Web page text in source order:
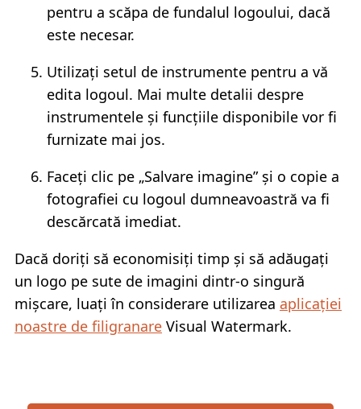
pentru a scăpa de fundalul logoului, dacă
este necesar.
Utilizați setul de instrumente pentru a vă
edita logoul. Mai multe detalii despre
instrumentele și funcțiile disponibile vor fi
furnizate mai jos.
Faceți clic pe „Salvare imagine” și o copie a
fotografiei cu logoul dumneavoastră va fi
descărcată imediat.
Dacă doriți să economisiți timp și să adăugați
un logo pe sute de imagini dintr-o singură
mișcare, luați în considerare utilizarea aplicației
noastre de filigranare Visual Watermark.